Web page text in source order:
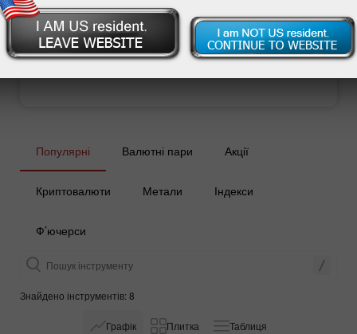
Відкрити торговий рахунок
Відкрити демо-рахунок
Популярні Валютні пари Акції
Криптовалюти Метали Індекси
Ф’ючерси
Знайдено інструментів: 8
Графік Плитка Таблиця